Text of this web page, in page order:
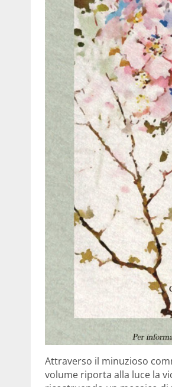
Attraverso il minuzioso
volume riporta alla luce la